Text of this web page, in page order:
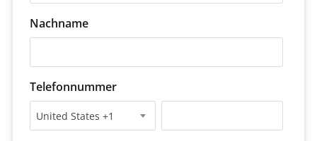
Nachname
Telefonnummer
United States +1